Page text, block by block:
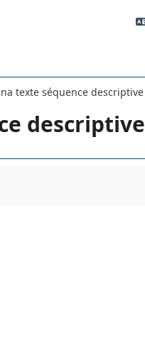
texte séquence descriptive
descriptive